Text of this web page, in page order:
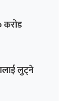
करोड
लुट्ने